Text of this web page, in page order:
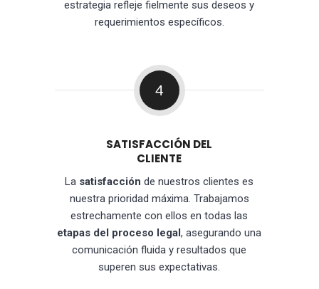
estrategia refleje fielmente sus deseos y
requerimientos específicos.
4
SATISFACCIÓN DEL
CLIENTE
La satisfacción de nuestros clientes es
nuestra prioridad máxima. Trabajamos
estrechamente con ellos en todas las
etapas del proceso legal, asegurando una
comunicación fluida y resultados que
superen sus expectativas.